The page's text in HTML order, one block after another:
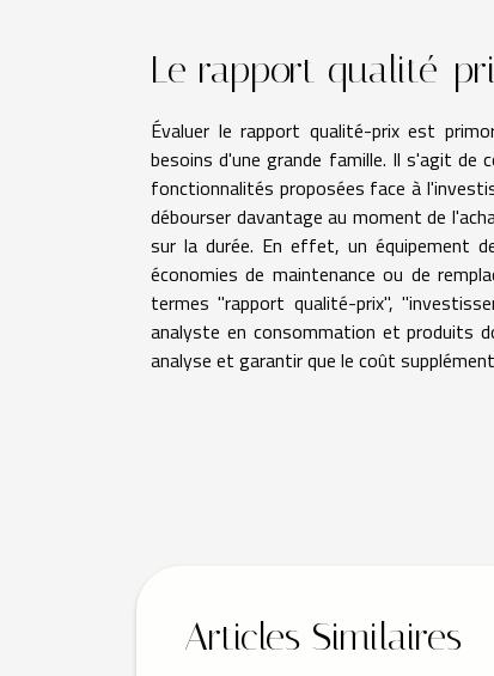
Le rapport qualité-
Évaluer le rapport qualité-prix est
besoins d'une grande famille. Il s'agit de
fonctionnalités proposées face à
débourser davantage au moment de
sur la durée. En effet, un équipement
économies de maintenance ou de
termes "rapport qualité-prix",
analyste en consommation et produits
analyse et garantir que le coût
Articles Similaires